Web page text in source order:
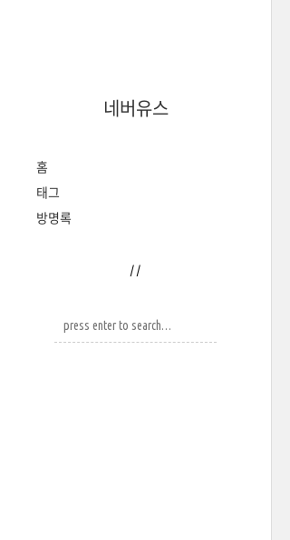
네버유스
홈
태그
방명록
/ /